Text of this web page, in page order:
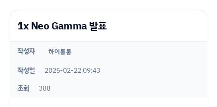
1x Neo Gamma 발표
작성자 하이룽룽
작성일
2025-02-22 09:43
조회
388